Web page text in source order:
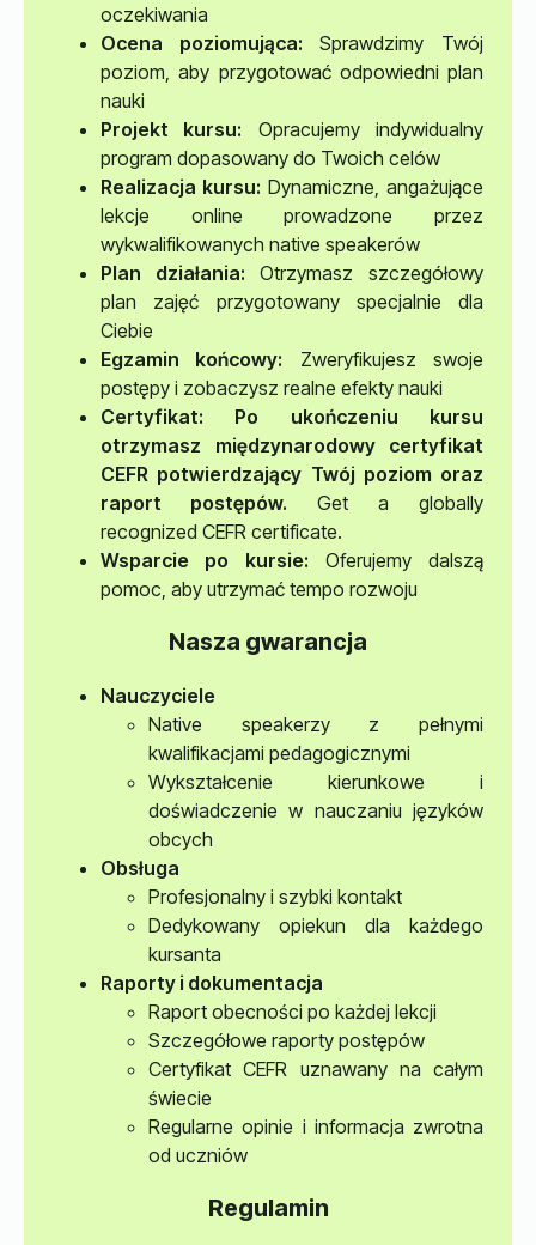
oczekiwania
Ocena poziomująca: Sprawdzimy Twój
poziom, aby przygotować odpowiedni plan
nauki
Projekt kursu: Opracujemy indywidualny
program dopasowany do Twoich celów
Realizacja kursu: Dynamiczne, angażujące
lekcje online prowadzone przez
wykwalifikowanych native speakerów
Plan działania: Otrzymasz szczegółowy
plan zajęć przygotowany specjalnie dla
Ciebie
Egzamin końcowy: Zweryfikujesz swoje
postępy i zobaczysz realne efekty nauki
Certyfikat: Po ukończeniu kursu
otrzymasz międzynarodowy certyfikat
CEFR potwierdzający Twój poziom oraz
raport postępów. Get a globally
recognized CEFR certificate.
Wsparcie po kursie: Oferujemy dalszą
pomoc, aby utrzymać tempo rozwoju
Nasza gwarancja
Nauczyciele
Native speakerzy z pełnymi
kwalifikacjami pedagogicznymi
Wykształcenie kierunkowe i
doświadczenie w nauczaniu języków
obcych
Obsługa
Profesjonalny i szybki kontakt
Dedykowany opiekun dla każdego
kursanta
Raporty i dokumentacja
Raport obecności po każdej lekcji
Szczegółowe raporty postępów
Certyfikat CEFR uznawany na całym
świecie
Regularne opinie i informacja zwrotna
od uczniów
Regulamin